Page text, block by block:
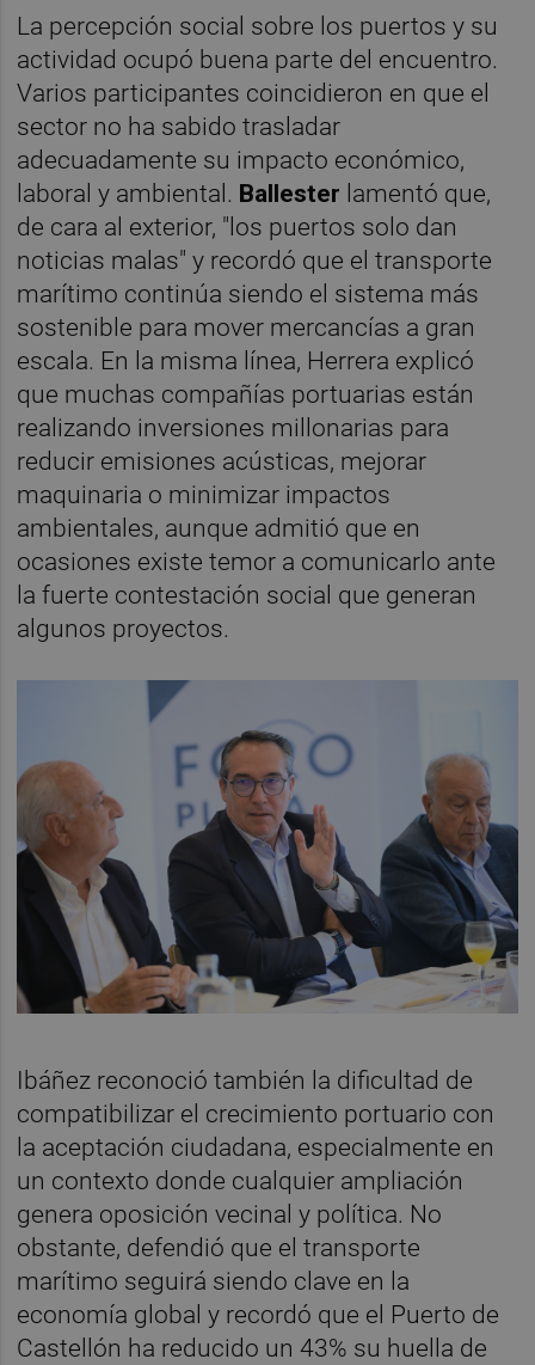
La percepción social sobre los puertos y su
actividad ocupó buena parte del encuentro.
Varios participantes coincidieron en que el
sector no ha sabido trasladar
adecuadamente su impacto económico,
laboral y ambiental. Ballester lamentó que,
de cara al exterior, "los puertos solo dan
noticias malas" y recordó que el transporte
marítimo continúa siendo el sistema más
sostenible para mover mercancías a gran
escala. En la misma línea, Herrera explicó
que muchas compañías portuarias están
realizando inversiones millonarias para
reducir emisiones acústicas, mejorar
maquinaria o minimizar impactos
ambientales, aunque admitió que en
ocasiones existe temor a comunicarlo ante
la fuerte contestación social que generan
algunos proyectos.
Ibáñez reconoció también la dificultad de
compatibilizar el crecimiento portuario con
la aceptación ciudadana, especialmente en
un contexto donde cualquier ampliación
genera oposición vecinal y política. No
obstante, defendió que el transporte
marítimo seguirá siendo clave en la
economía global y recordó que el Puerto de
Castellón ha reducido un 43% su huella de